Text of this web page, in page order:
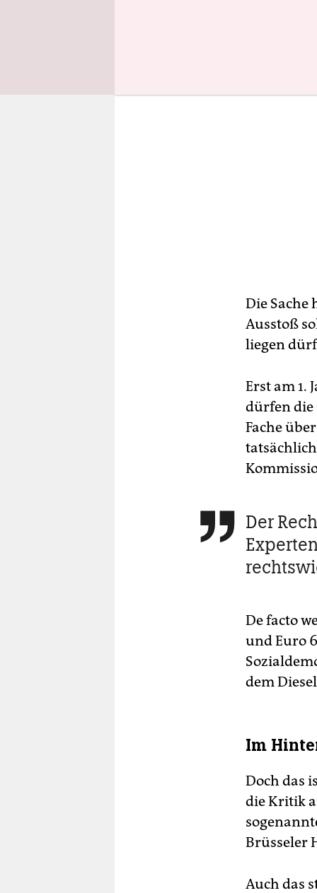
Die Sache
Ausstoß
liegen
Erst am 1.
dürfen die
Fache
 Der
De facto
und Euro
dem
Im
Doch das
die Kritik
Brüsseler
Auch das